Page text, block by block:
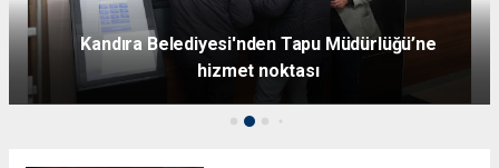
Kandıra e-Belediye Bilgi Sistemi’ne geçti